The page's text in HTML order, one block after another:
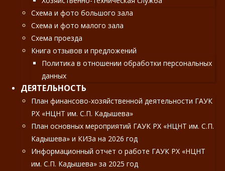
Схема и фото большого зала
Схема и фото малого зала
Схема проезда
Книга отзывов и предложений
Политика в отношении обработки персональных
данных
ДЕЯТЕЛЬНОСТЬ
План финансово-хозяйственной деятельности ГАУК
РХ «НЦНТ им. С.П. Кадышева»
План основных мероприятий ГАУК РХ «НЦНТ им. С.П.
Кадышева» и КИЗа на 2026 год
Информационный отчет о работе ГАУК РХ «НЦНТ
им. С.П. Кадышева» за 2025 год